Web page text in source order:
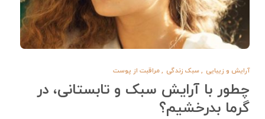
آرایش و زیبایی ,سبک زندگی ,مراقبت از پوست
چطور با آرایش سبک و تابستانی، در
گرما بدرخشیم؟